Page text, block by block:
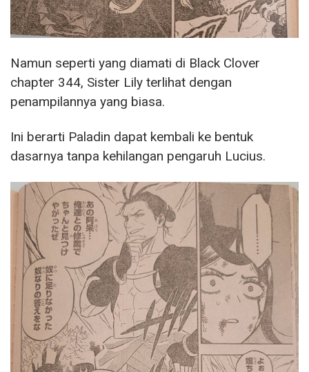
Namun seperti yang diamati di Black Clover
chapter 344, Sister Lily terlihat dengan
penampilannya yang biasa.
Ini berarti Paladin dapat kembali ke bentuk
dasarnya tanpa kehilangan pengaruh Lucius.